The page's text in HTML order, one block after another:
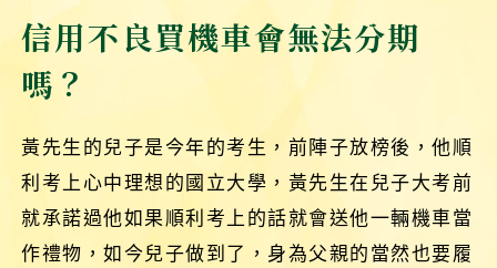
信用不良買機車會無法分期
嗎？
黃先生的兒子是今年的考生，前陣子放榜後，他順
利考上心中理想的國立大學，黃先生在兒子大考前
就承諾過他如果順利考上的話就會送他一輛機車當
作禮物，如今兒子做到了，身為父親的當然也要履